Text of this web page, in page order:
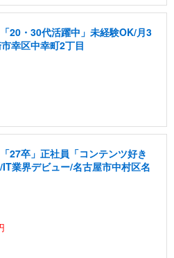
20・30代活躍中」未経験OK/月3
幸区中幸町2丁目
27卒」正社員「コンテンツ好き
業界デビュー/名古屋市中村区名